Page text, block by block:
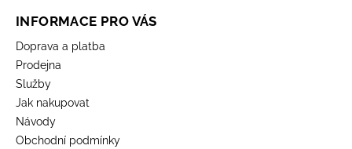
INFORMACE PRO VÁS
Doprava a platba
Prodejna
Služby
Jak nakupovat
Návody
Obchodní podmínky